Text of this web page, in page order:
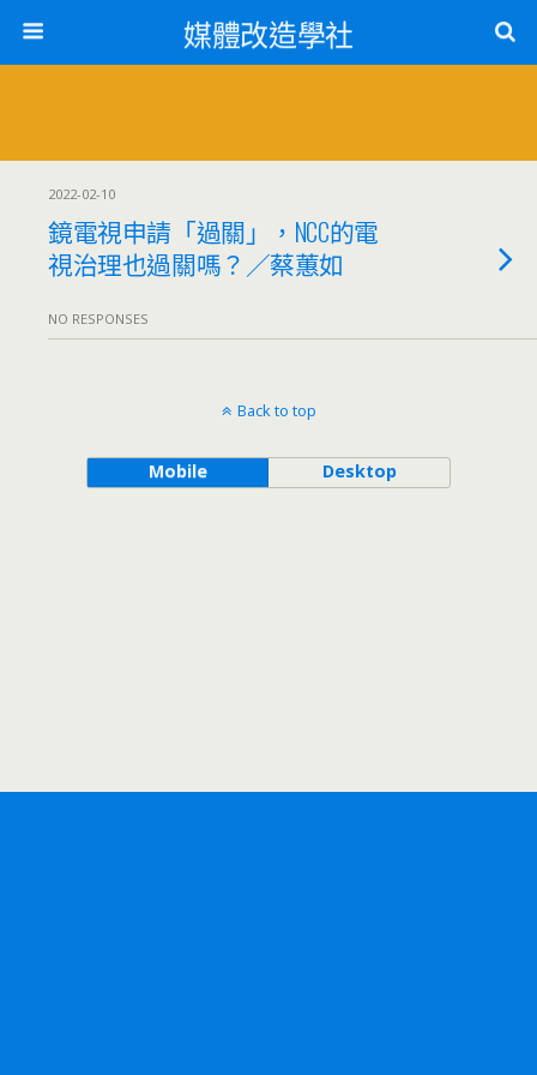
媒體改造學社
2022-02-10
鏡電視申請「過關」，NCC的電
視治理也過關嗎？／蔡蕙如
NO RESPONSES
Back to top
Mobile Desktop